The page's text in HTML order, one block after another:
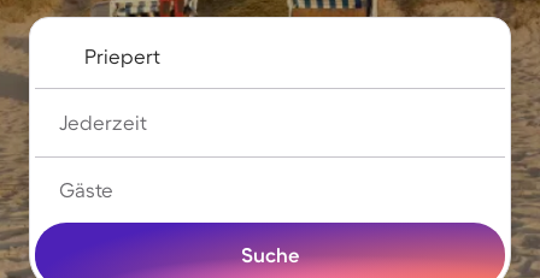
Jederzeit
Gäste
Suche